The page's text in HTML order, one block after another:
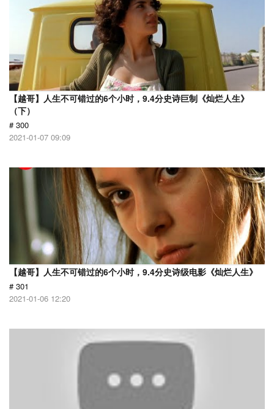
【越哥】人生不可错过的6个小时，9.4分史诗巨制《灿烂人生》
（下）
# 300
2021-01-07 09:09
【越哥】人生不可错过的6个小时，9.4分史诗级电影《灿烂人生》
# 301
2021-01-06 12:20